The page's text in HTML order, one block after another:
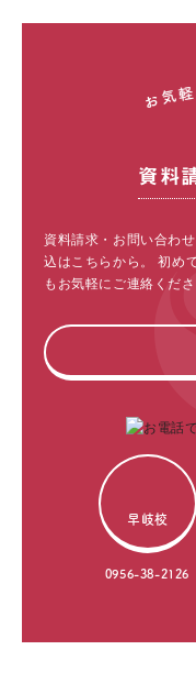
資料
資料請求・お問い合わ
込はこちらから。
初め
もお気軽にご連絡くださ
早岐校
0956-38-2126